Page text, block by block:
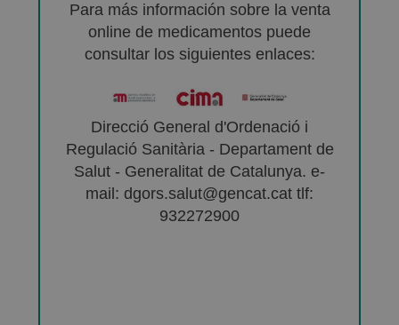
Para más información sobre la venta
online de medicamentos puede
consultar los siguientes enlaces:
Direcció General d'Ordenació i
Regulació Sanitària - Departament de
Salut - Generalitat de Catalunya. e-
mail: dgors.salut@gencat.cat tlf:
932272900